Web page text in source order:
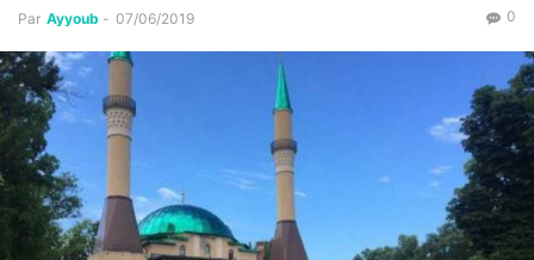
Par Ayyoub - 07/06/2019 0